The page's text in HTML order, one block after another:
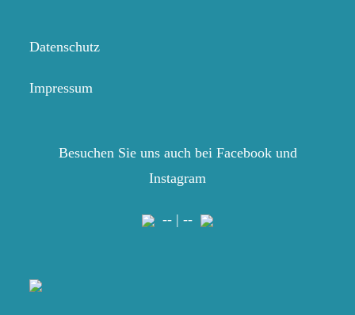
Datenschutz
Impressum
Besuchen Sie uns auch bei Facebook und
Instagram
-- | --